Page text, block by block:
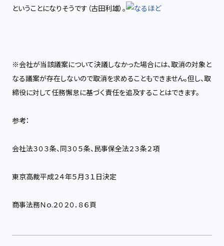
ということになりそうです（古田利雄）。
※会社が当該議案について決議しなかった場合には、取消の対象と
なる議案が存在しないので取消を求めることもできません。但し、取
締役に対して任務懈怠に基づく責任を追及することはできます。
参考：
会社法３０３条、同３０５条、民事保全法２３条２項
東京高裁平成２４年５月３１日決定
商事法務Ｎｏ.２０２０．８６頁